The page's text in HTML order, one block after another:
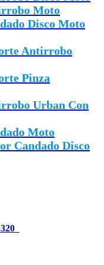
Moto
Disco Moto
Antirrobo
Pinza
Urban Con
Moto
Candado Disco